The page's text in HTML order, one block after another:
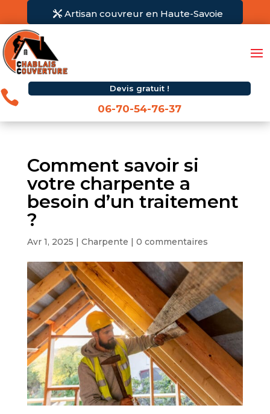
Artisan couvreur en Haute-Savoie
 Devis gratuit !
06-70-54-76-37
Comment savoir si
votre charpente a
besoin d’un traitement
?
Avr 1, 2025 | Charpente | 0 commentaires